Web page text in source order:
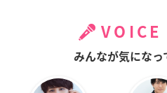
VOICE
みんなが気になっ